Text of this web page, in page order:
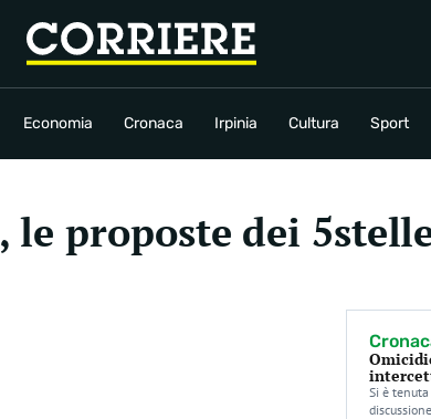
Economia Cronaca Irpinia Cultura Sport
Irpinia Sport Rubriche
proposte dei
Si è